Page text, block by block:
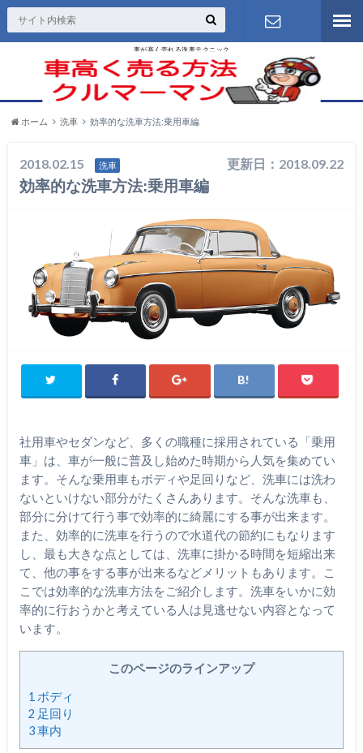
車が高く売れる洗車テクニック
お問い合わ
せ
ホーム 洗車 効率的な洗車方法:乗用車編
2018.02.15 洗車 更新日：2018.09.22
効率的な洗車方法:乗用車編
社用車やセダンなど、多くの職種に採用されている「乗用
車」は、車が一般に普及し始めた時期から人気を集めてい
ます。そんな乗用車もボディや足回りなど、洗車には洗わ
ないといけない部分がたくさんあります。そんな洗車も、
部分に分けて行う事で効率的に綺麗にする事が出来ます。
また、効率的に洗車を行うので水道代の節約にもなります
し、最も大きな点としては、洗車に掛かる時間を短縮出来
て、他の事をする事が出来るなどメリットもあります。こ
こでは効率的な洗車方法をご紹介します。洗車をいかに効
率的に行おうかと考えている人は見逃せない内容となって
います。
このページのラインアップ
1 ボディ
2 足回り
3車内